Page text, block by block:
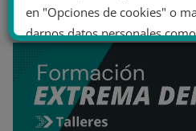
en "Opciones de cookies" o
darnos datos personales
último, puedes leer nuestra
No dar mi información